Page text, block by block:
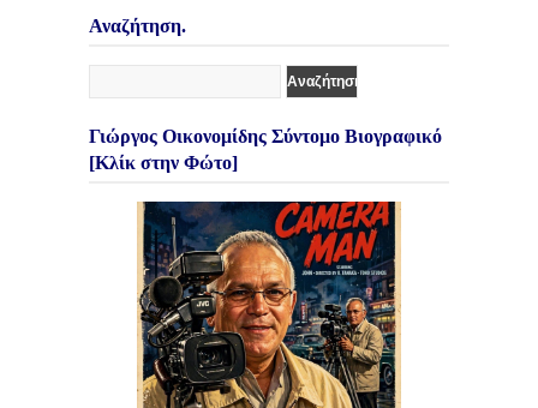
Αναζήτηση.
Γιώργος Οικονομίδης Σύντομο Βιογραφικό
[Κλίκ στην Φώτο]